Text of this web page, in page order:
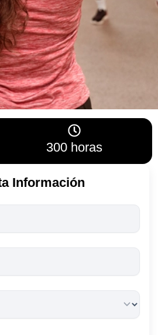
300 horas
Información